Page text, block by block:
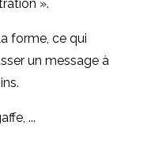
».
forme, ce qui
un message à
...